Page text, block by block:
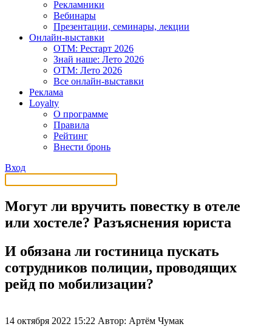
Рекламники
Вебинары
Презентации, семинары, лекции
Онлайн-выставки
OTM: Рестарт 2026
Знай наше: Лето 2026
OTM: Лето 2026
Все онлайн-выставки
Реклама
Loyalty
О программе
Правила
Рейтинг
Внести бронь
Вход
Могут ли вручить повестку в отеле
или хостеле? Разъяснения юриста
И обязана ли гостиница пускать
сотрудников полиции, проводящих
рейд по мобилизации?
14 октября 2022 15:22 Автор: Артём Чумак